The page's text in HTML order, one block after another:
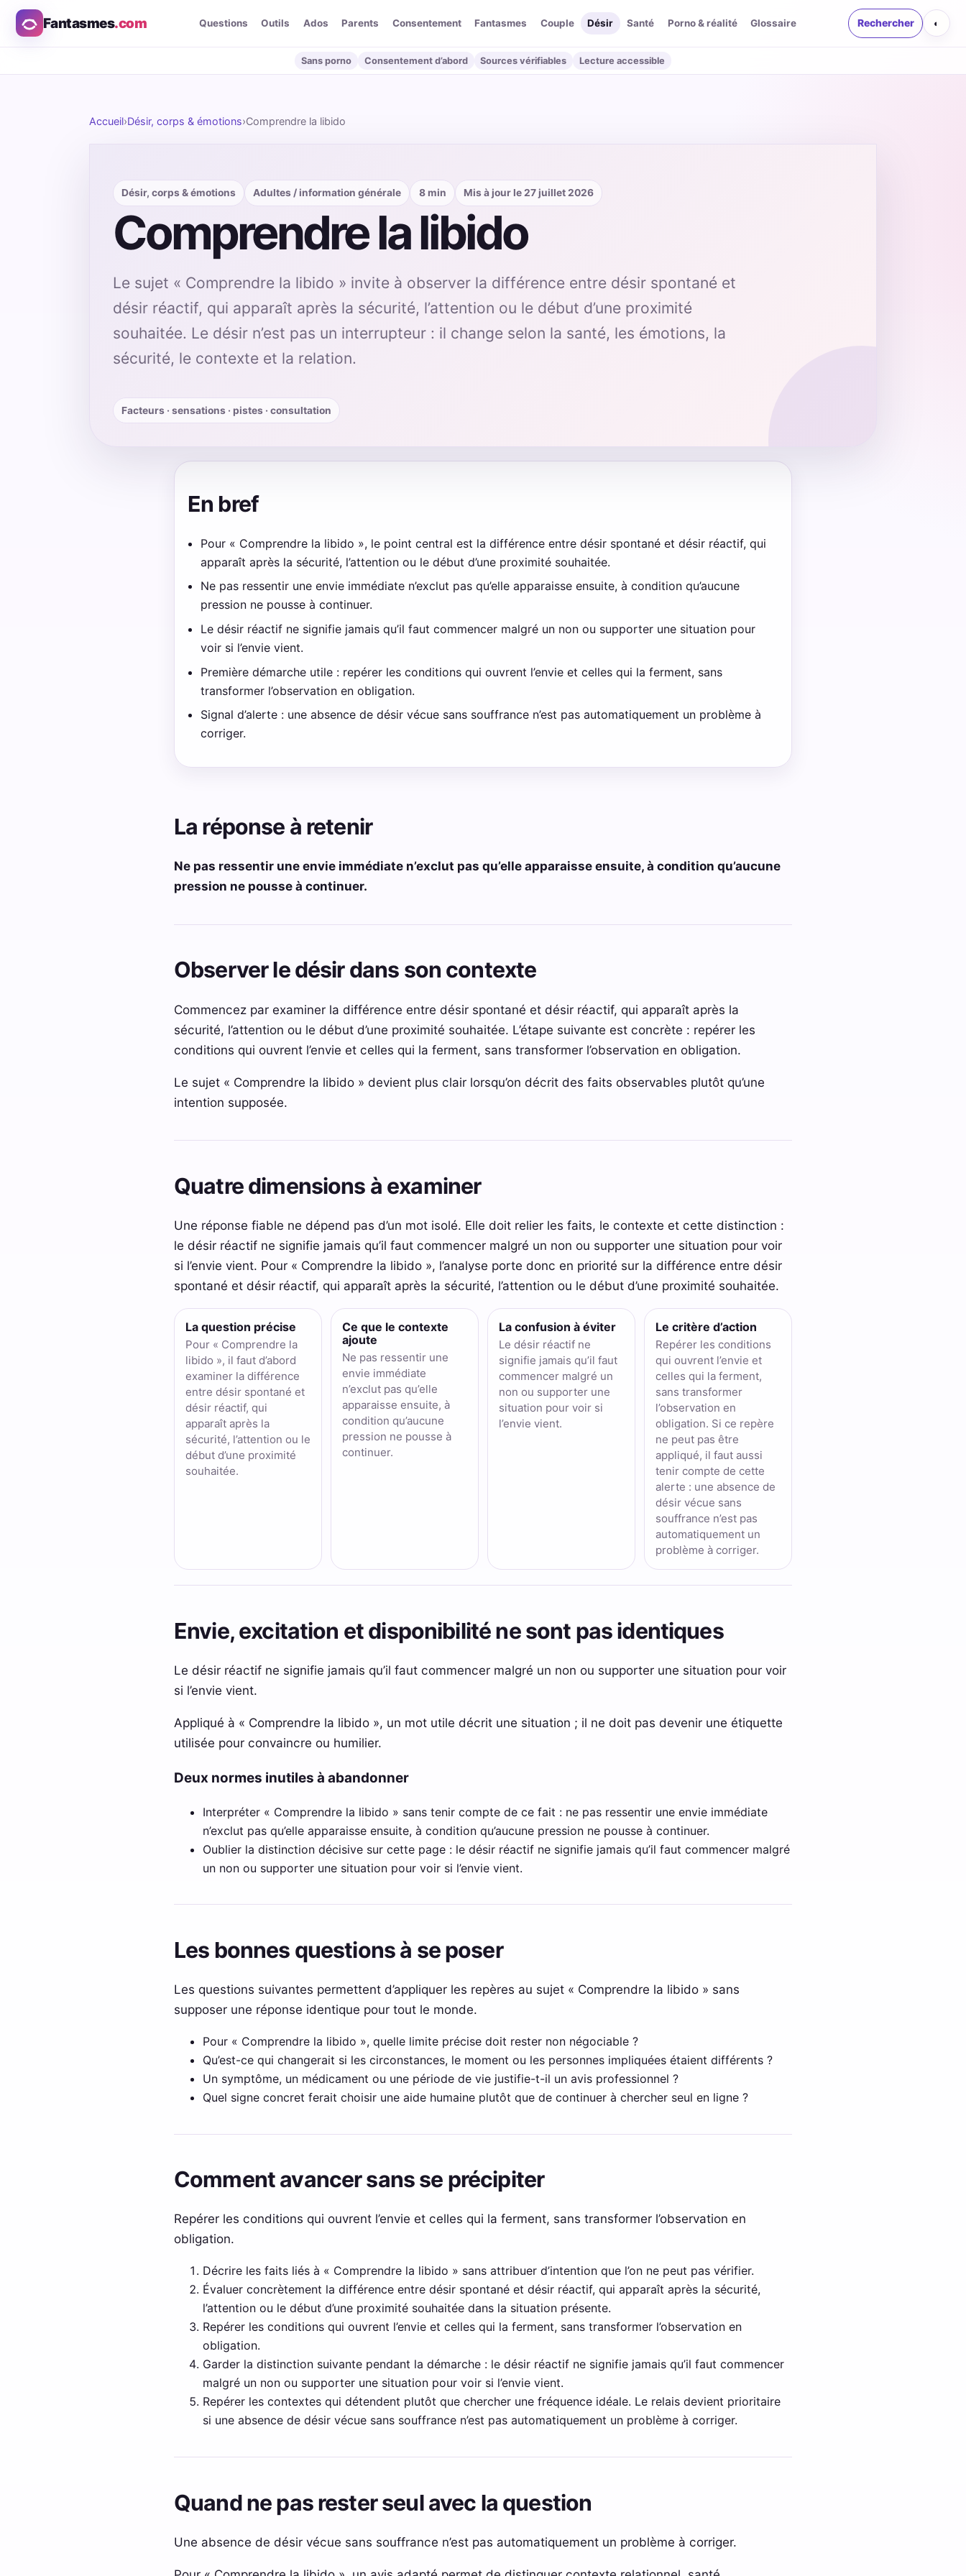
Fantasmes.com Questions Outils Ados Parents Consentement Fantasmes Couple Désir Santé Porno & réalité Glossaire Rechercher ◐
Sans porno Consentement d’abord Sources vérifiables Lecture accessible
Accueil›Désir, corps & émotions›Comprendre la libido
Désir, corps & émotions Adultes / information générale 8 min Mis à jour le 27 juillet 2026
Comprendre la libido
Le sujet « Comprendre la libido » invite à observer la différence entre désir spontané et
désir réactif, qui apparaît après la sécurité, l’attention ou le début d’une proximité
souhaitée. Le désir n’est pas un interrupteur : il change selon la santé, les émotions, la
sécurité, le contexte et la relation.
Facteurs · sensations · pistes · consultation
En bref
Pour « Comprendre la libido », le point central est la différence entre désir spontané et désir réactif, qui
apparaît après la sécurité, l’attention ou le début d’une proximité souhaitée.
Ne pas ressentir une envie immédiate n’exclut pas qu’elle apparaisse ensuite, à condition qu’aucune
pression ne pousse à continuer.
Le désir réactif ne signifie jamais qu’il faut commencer malgré un non ou supporter une situation pour
voir si l’envie vient.
Première démarche utile : repérer les conditions qui ouvrent l’envie et celles qui la ferment, sans
transformer l’observation en obligation.
Signal d’alerte : une absence de désir vécue sans souffrance n’est pas automatiquement un problème à
corriger.
La réponse à retenir
Ne pas ressentir une envie immédiate n’exclut pas qu’elle apparaisse ensuite, à condition qu’aucune
pression ne pousse à continuer.
Observer le désir dans son contexte
Commencez par examiner la différence entre désir spontané et désir réactif, qui apparaît après la
sécurité, l’attention ou le début d’une proximité souhaitée. L’étape suivante est concrète : repérer les
conditions qui ouvrent l’envie et celles qui la ferment, sans transformer l’observation en obligation.
Le sujet « Comprendre la libido » devient plus clair lorsqu’on décrit des faits observables plutôt qu’une
intention supposée.
Quatre dimensions à examiner
Une réponse fiable ne dépend pas d’un mot isolé. Elle doit relier les faits, le contexte et cette distinction :
le désir réactif ne signifie jamais qu’il faut commencer malgré un non ou supporter une situation pour voir
si l’envie vient. Pour « Comprendre la libido », l’analyse porte donc en priorité sur la différence entre désir
spontané et désir réactif, qui apparaît après la sécurité, l’attention ou le début d’une proximité souhaitée.
La question précise
Pour « Comprendre la
libido », il faut d’abord
examiner la différence
entre désir spontané et
désir réactif, qui
apparaît après la
sécurité, l’attention ou le
début d’une proximité
souhaitée.
Ce que le contexte
ajoute
Ne pas ressentir une
envie immédiate
n’exclut pas qu’elle
apparaisse ensuite, à
condition qu’aucune
pression ne pousse à
continuer.
La confusion à éviter
Le désir réactif ne
signifie jamais qu’il faut
commencer malgré un
non ou supporter une
situation pour voir si
l’envie vient.
Le critère d’action
Repérer les conditions
qui ouvrent l’envie et
celles qui la ferment,
sans transformer
l’observation en
obligation. Si ce repère
ne peut pas être
appliqué, il faut aussi
tenir compte de cette
alerte : une absence de
désir vécue sans
souffrance n’est pas
automatiquement un
problème à corriger.
Envie, excitation et disponibilité ne sont pas identiques
Le désir réactif ne signifie jamais qu’il faut commencer malgré un non ou supporter une situation pour voir
si l’envie vient.
Appliqué à « Comprendre la libido », un mot utile décrit une situation ; il ne doit pas devenir une étiquette
utilisée pour convaincre ou humilier.
Deux normes inutiles à abandonner
Interpréter « Comprendre la libido » sans tenir compte de ce fait : ne pas ressentir une envie immédiate
n’exclut pas qu’elle apparaisse ensuite, à condition qu’aucune pression ne pousse à continuer.
Oublier la distinction décisive sur cette page : le désir réactif ne signifie jamais qu’il faut commencer malgré
un non ou supporter une situation pour voir si l’envie vient.
Les bonnes questions à se poser
Les questions suivantes permettent d’appliquer les repères au sujet « Comprendre la libido » sans
supposer une réponse identique pour tout le monde.
Pour « Comprendre la libido », quelle limite précise doit rester non négociable ?
Qu’est-ce qui changerait si les circonstances, le moment ou les personnes impliquées étaient différents ?
Un symptôme, un médicament ou une période de vie justifie-t-il un avis professionnel ?
Quel signe concret ferait choisir une aide humaine plutôt que de continuer à chercher seul en ligne ?
Comment avancer sans se précipiter
Repérer les conditions qui ouvrent l’envie et celles qui la ferment, sans transformer l’observation en
obligation.
Décrire les faits liés à « Comprendre la libido » sans attribuer d’intention que l’on ne peut pas vérifier.
Évaluer concrètement la différence entre désir spontané et désir réactif, qui apparaît après la sécurité,
l’attention ou le début d’une proximité souhaitée dans la situation présente.
Repérer les conditions qui ouvrent l’envie et celles qui la ferment, sans transformer l’observation en
obligation.
Garder la distinction suivante pendant la démarche : le désir réactif ne signifie jamais qu’il faut commencer
malgré un non ou supporter une situation pour voir si l’envie vient.
Repérer les contextes qui détendent plutôt que chercher une fréquence idéale. Le relais devient prioritaire
si une absence de désir vécue sans souffrance n’est pas automatiquement un problème à corriger.
Quand ne pas rester seul avec la question
Une absence de désir vécue sans souffrance n’est pas automatiquement un problème à corriger.